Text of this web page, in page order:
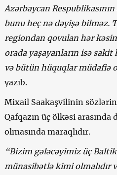
Azərbaycan
bunu heç nə dəyişə bilməz.
regiondan qovulan hər
orada yaşayanların isə sakit
və bütün hüquqlar müdafiə
yazıb.
Mixail Saakaşvilinin
Qafqazın üç ölkəsi
olmasında maraqlıdır.
“Bizim gələcəyimiz üç
münasibətlə kimi olmalıdır